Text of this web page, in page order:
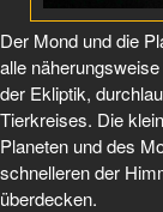
Der Mond und die
alle
der Ekliptik,
Tierkreises. Die
Planeten und des
schnelleren der
überdecken.